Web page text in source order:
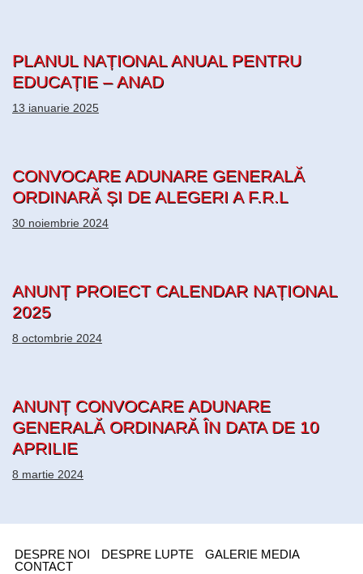
PLANUL NAȚIONAL ANUAL PENTRU
EDUCAȚIE – ANAD
13 ianuarie 2025
CONVOCARE ADUNARE GENERALĂ
ORDINARĂ ȘI DE ALEGERI A F.R.L
30 noiembrie 2024
ANUNȚ PROIECT CALENDAR NAȚIONAL
2025
8 octombrie 2024
ANUNȚ CONVOCARE ADUNARE
GENERALĂ ORDINARĂ ÎN DATA DE 10
APRILIE
8 martie 2024
DESPRE NOI DESPRE LUPTE
GALERIE MEDIA
CONTACT